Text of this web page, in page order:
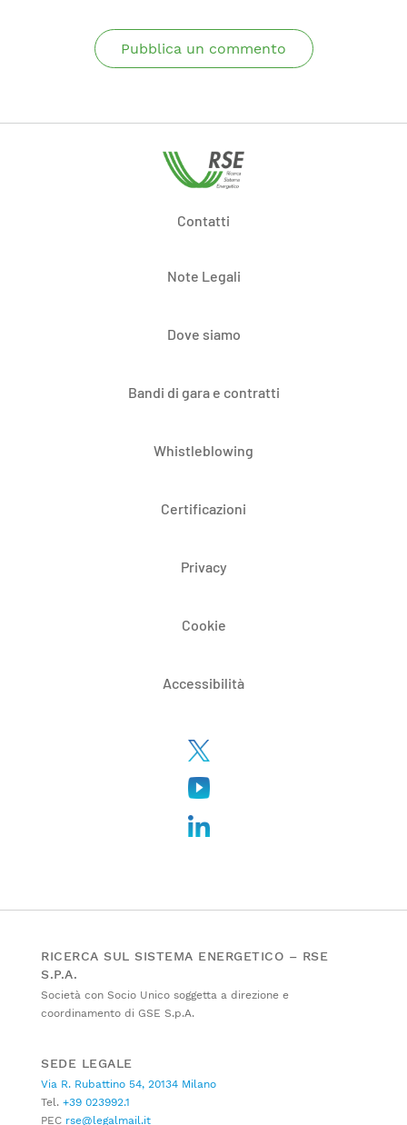
Pubblica un commento
Contatti
Note Legali
Dove siamo
Bandi di gara e contratti
Whistleblowing
Certificazioni
Privacy
Cookie
Accessibilità
RICERCA SUL SISTEMA ENERGETICO – RSE
S.P.A.
Società con Socio Unico soggetta a direzione e
coordinamento di GSE S.p.A.
SEDE LEGALE
Via R. Rubattino 54, 20134 Milano
Tel. +39 023992.1
PEC rse@legalmail.it